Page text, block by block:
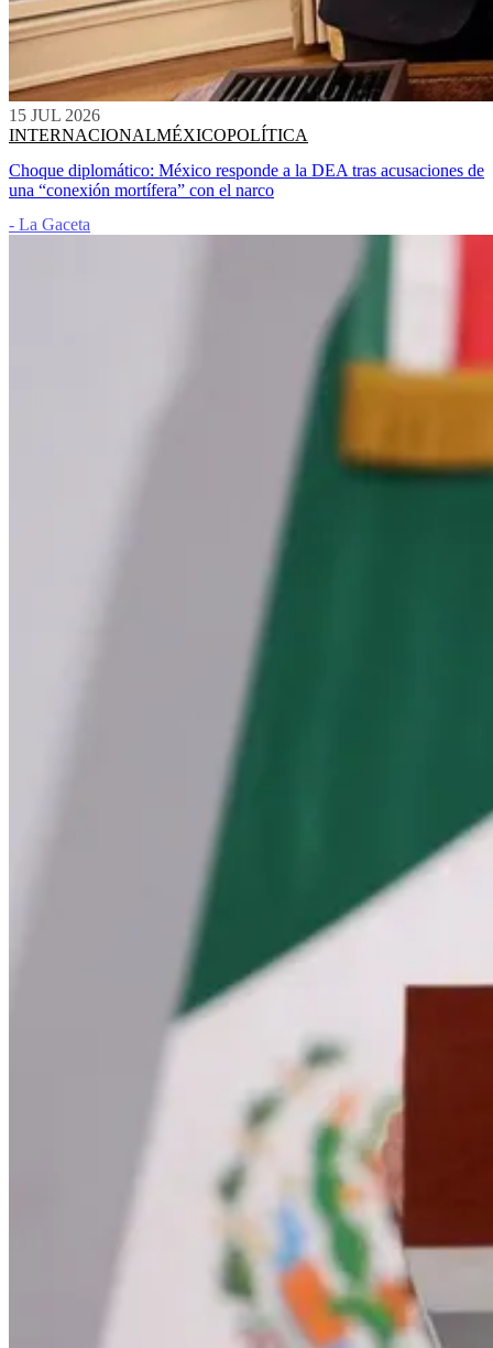
15 JUL 2026
INTERNACIONALMÉXICOPOLÍTICA
Choque diplomático: México responde a la DEA tras acusaciones de
una “conexión mortífera” con el narco
- La Gaceta